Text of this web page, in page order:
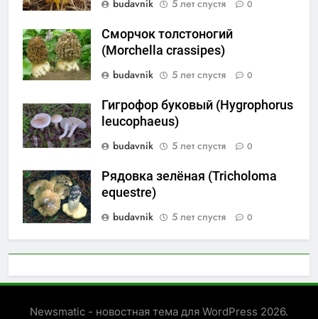
budavnik 5 лет спустя 0
Сморчок толстоногий
(Morchella crassipes)
budavnik
5 лет спустя 0
Гигрофор буковый (Hygrophorus
leucophaeus)
budavnik
5 лет спустя 0
Рядовка зелёная (Tricholoma
equestre)
budavnik
5 лет спустя 0
Newsmatic - новостная тема для WordPress 2026.